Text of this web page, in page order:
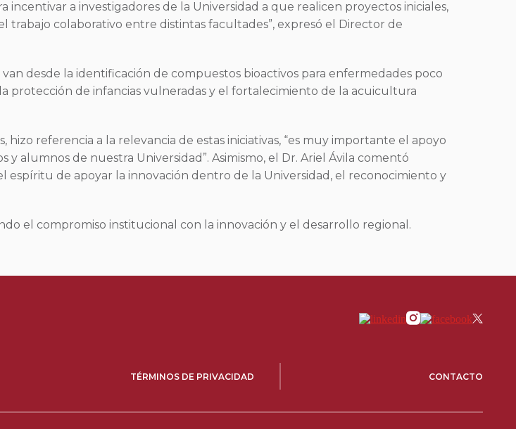
a investigadores de la Universidad a que realicen proyectos iniciales,
colaborativo entre distintas facultades”, expresó el Director de
desde la identificación de compuestos bioactivos para enfermedades poco
protección de infancias vulneradas y el fortalecimiento de la acuicultura
referencia a la relevancia de estas iniciativas, “es muy importante el apoyo
alumnos de nuestra Universidad”. Asimismo, el Dr. Ariel Ávila comentó
espíritu de apoyar la innovación dentro de la Universidad, el reconocimiento y
el compromiso institucional con la innovación y el desarrollo regional.
TÉRMINOS DE PRIVACIDAD CONTACTO